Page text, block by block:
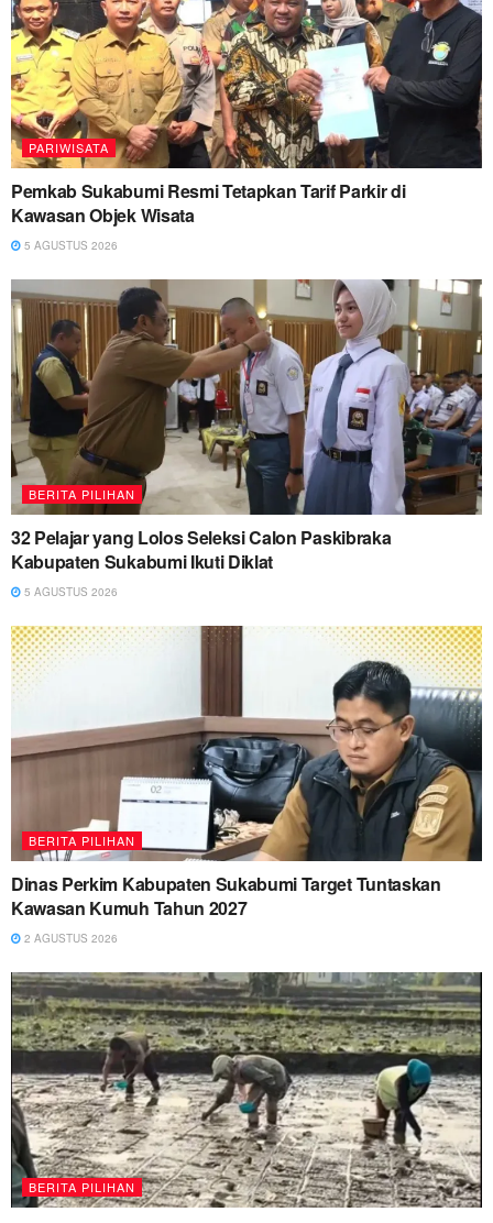
PARIWISATA
Pemkab Sukabumi Resmi Tetapkan Tarif Parkir di
Kawasan Objek Wisata
5 AGUSTUS 2026
BERITA PILIHAN
32 Pelajar yang Lolos Seleksi Calon Paskibraka
Kabupaten Sukabumi Ikuti Diklat
5 AGUSTUS 2026
BERITA PILIHAN
Dinas Perkim Kabupaten Sukabumi Target Tuntaskan
Kawasan Kumuh Tahun 2027
2 AGUSTUS 2026
BERITA PILIHAN